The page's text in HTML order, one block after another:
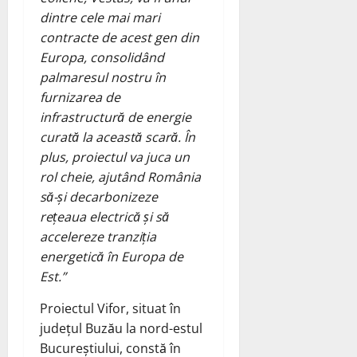
dintre cele mai mari
contracte de acest gen din
Europa, consolidând
palmaresul nostru în
furnizarea de
infrastructură de energie
curată la această scară. În
plus, proiectul va juca un
rol cheie, ajutând România
să-și decarbonizeze
rețeaua electrică și să
accelereze tranziția
energetică în Europa de
Est.”
Proiectul Vifor, situat în
județul Buzău la nord-estul
Bucureștiului, constă în